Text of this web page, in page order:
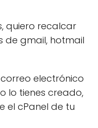
quiero recalcar
de gmail, hotmail
electrónico
lo tienes creado,
el cPanel de tu